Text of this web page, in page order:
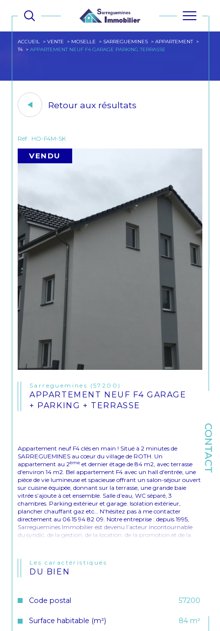
CONTACT
ACCUEIL VENTE MOSELLE SARREGUEMINES
APPARTEMENT
T4
APPARTEMENT NEUF F4 GARAGE PARKING TERRASSE
Retour aux résultats
Réf : HO-F4M-SK
VENDU
Sarreguemines (57200)
APPARTEMENT NEUF F4 GARAGE
+ PARKING + TERRASSE
Appartement neuf F4 clés en main ! Situé à 2 minutes de
SARREGUEMINES au cœur du village de ROTH. Un
appartement au 2ème et dernier étage de 84 m2, avec terrasse
d'environ 14 m2. Bel appartement F4 avec un hall d'entrée, une
pièce de vie lumineuse et spacieuse offrant un salon-séjour ouvert
sur cuisine équipée, donnant sur la terrasse, une grande baie
vitrée s’ajoute à cet ensemble. Salle d’eau, WC séparé, 3
chambres. Parking extérieur et garage. Isolation extérieur,
plancher chauffant gaz etc… N'hésitez pas à me contacter
directement au 06 15 94 82 09. Notre entreprise : depuis 1995,
Sarreguemines Immobilier est devenu l’acteur incontournable
du syndic, de la gestion, de la location, de la promotion et de la
vente d’un bien immobilier, notre commercial Hilmi OZMEN est
à votre écoute ! Estimation offerte en cas de vente
Les caractéristiques
DU BIEN
Code postal 57200
Surface habitable (m²) 84 m²